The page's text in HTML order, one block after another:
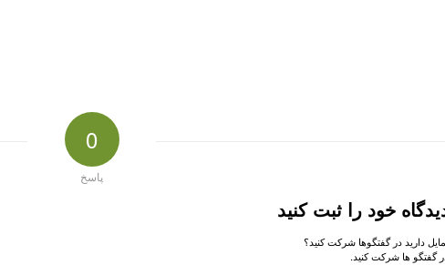
0
پاسخ
خود را ثبت کنید
دارید در گفتگوها شرکت کنید؟
گفتگو ها شرکت کنید.